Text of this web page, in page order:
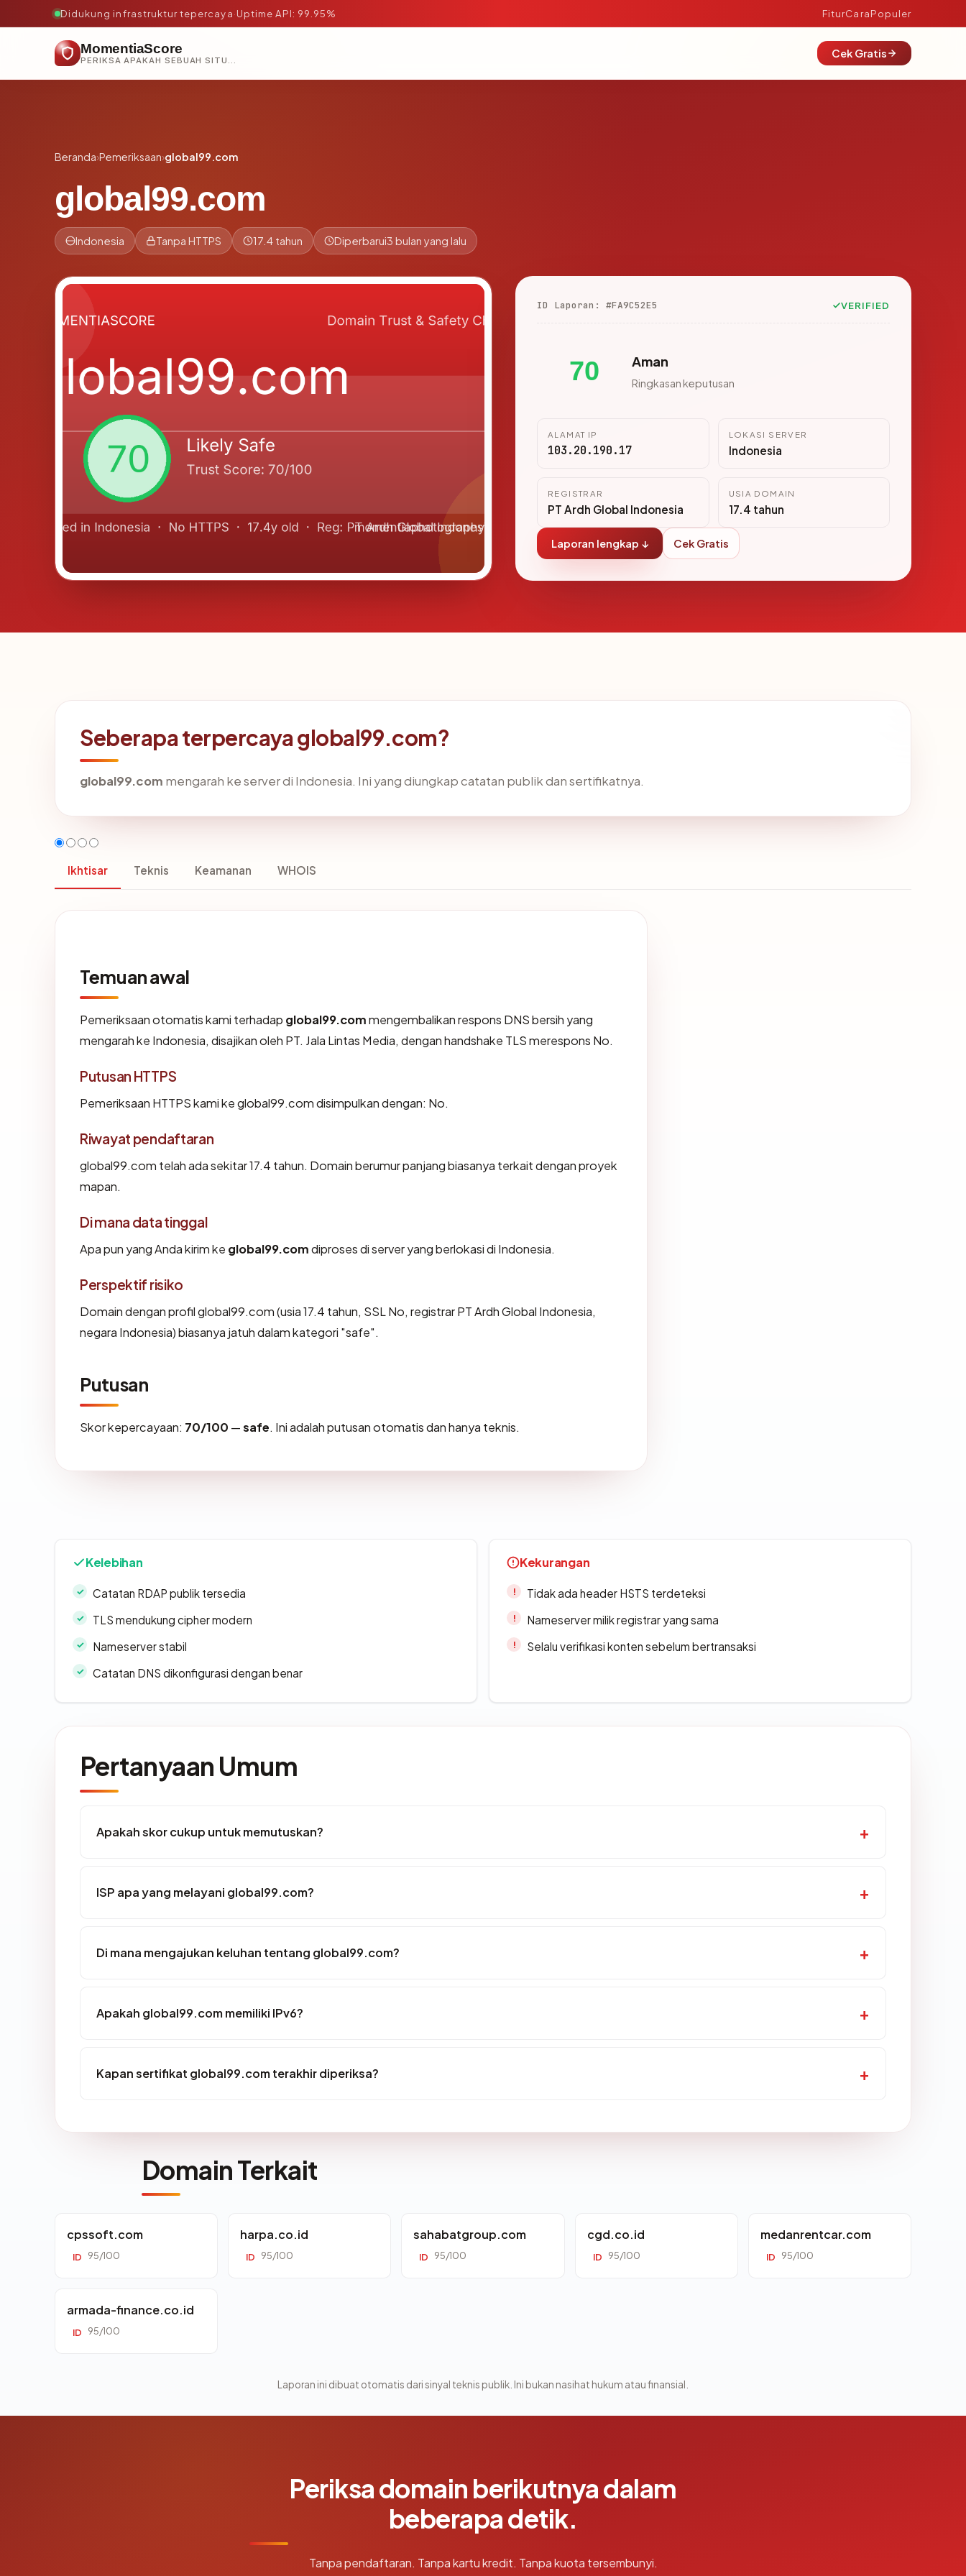
Didukung infrastruktur tepercaya·Uptime API: 99.95% FiturCaraPopuler
MomentiaScore
PERIKSA APAKAH SEBUAH SITUS AMAN, TEPERCAYA, DAN TERVERIFIKASI DALAM HITUNGAN DETIK.
Cek Gratis
Beranda›Pemeriksaan›global99.com
global99.com
Indonesia Tanpa HTTPS 17.4 tahun Diperbarui3 bulan yang lalu
ID Laporan: #FA9C52E5 VERIFIED
70 Aman
Ringkasan keputusan
ALAMAT IP
103.20.190.17
LOKASI SERVER
Indonesia
REGISTRAR
PT Ardh Global Indonesia
USIA DOMAIN
17.4 tahun
Laporan lengkap ↓ Cek Gratis
Seberapa terpercaya global99.com?
global99.com mengarah ke server di Indonesia. Ini yang diungkap catatan publik dan sertifikatnya.
Ikhtisar Teknis Keamanan WHOIS
Temuan awal
Pemeriksaan otomatis kami terhadap global99.commengembalikan respons DNS bersih yang
mengarah ke Indonesia, disajikan oleh PT. Jala Lintas Media, dengan handshake TLS merespons No.
Putusan HTTPS
Pemeriksaan HTTPS kami ke global99.com disimpulkan dengan: No.
Riwayat pendaftaran
global99.com telah ada sekitar 17.4 tahun. Domain berumur panjang biasanya terkait dengan proyek
mapan.
Di mana data tinggal
Apa pun yang Anda kirim ke global99.comdiproses di server yang berlokasi di Indonesia.
Perspektif risiko
Domain dengan profil global99.com (usia 17.4 tahun, SSL No, registrar PT Ardh Global Indonesia,
negara Indonesia) biasanya jatuh dalam kategori "safe".
Putusan
Skor kepercayaan: 70/100 —safe. Ini adalah putusan otomatis dan hanya teknis.
Kelebihan
Catatan RDAP publik tersedia
TLS mendukung cipher modern
Nameserver stabil
Catatan DNS dikonfigurasi dengan benar
Kekurangan
Tidak ada header HSTS terdeteksi
Nameserver milik registrar yang sama
Selalu verifikasi konten sebelum bertransaksi
Pertanyaan Umum
Apakah skor cukup untuk memutuskan?
ISP apa yang melayani global99.com?
Di mana mengajukan keluhan tentang global99.com?
Apakah global99.com memiliki IPv6?
Kapan sertifikat global99.com terakhir diperiksa?
Domain Terkait
cpssoft.com
ID 95/100
harpa.co.id
ID 95/100
sahabatgroup.com
ID 95/100
cgd.co.id
ID 95/100
medanrentcar.com
ID 95/100
armada-finance.co.id
ID 95/100
Laporan ini dibuat otomatis dari sinyal teknis publik. Ini bukan nasihat hukum atau finansial.
Periksa domain berikutnya dalam
beberapa detik.
Tanpa pendaftaran. Tanpa kartu kredit. Tanpa kuota tersembunyi.